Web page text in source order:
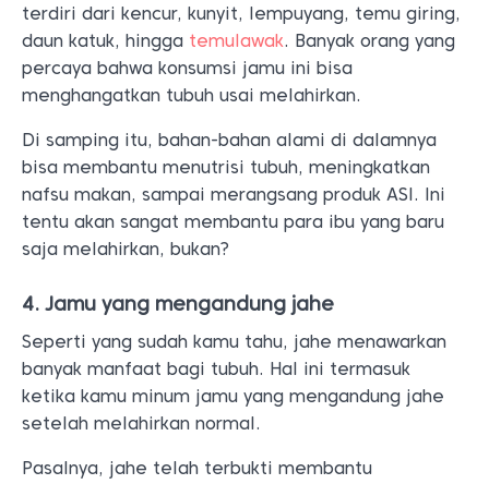
terdiri dari kencur, kunyit, lempuyang, temu giring,
daun katuk, hingga temulawak. Banyak orang yang
percaya bahwa konsumsi jamu ini bisa
menghangatkan tubuh usai melahirkan.
Di samping itu, bahan-bahan alami di dalamnya
bisa membantu menutrisi tubuh, meningkatkan
nafsu makan, sampai merangsang produk ASI. Ini
tentu akan sangat membantu para ibu yang baru
saja melahirkan, bukan?
4. Jamu yang mengandung jahe
Seperti yang sudah kamu tahu, jahe menawarkan
banyak manfaat bagi tubuh. Hal ini termasuk
ketika kamu minum jamu yang mengandung jahe
setelah melahirkan normal.
Pasalnya, jahe telah terbukti membantu